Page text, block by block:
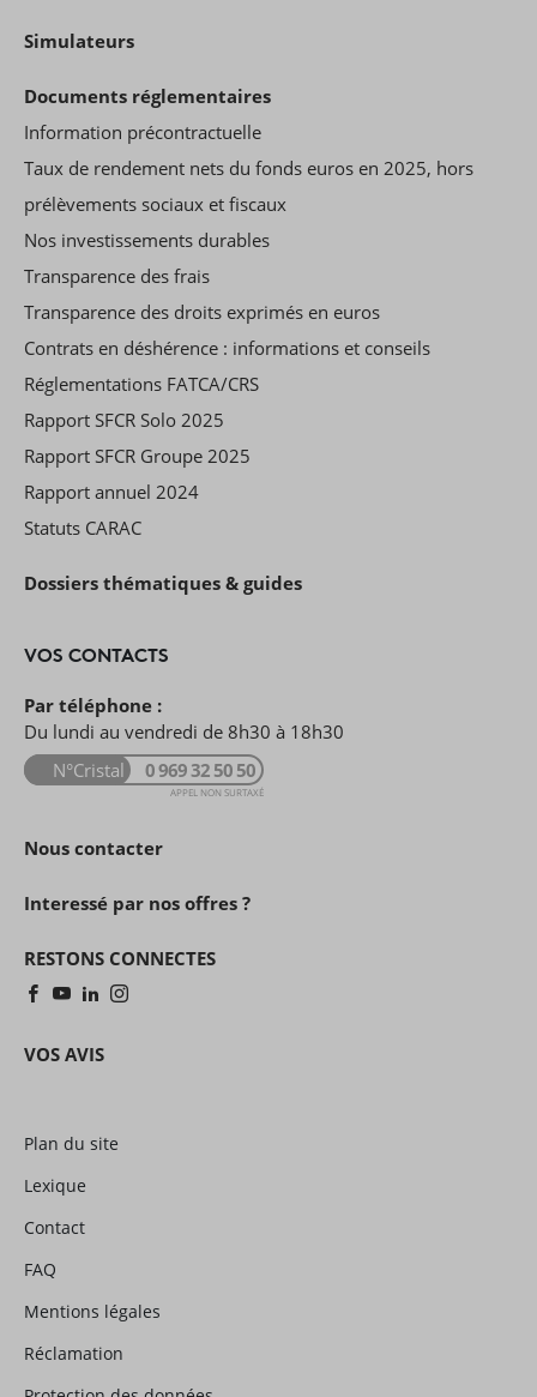
Simulateurs
Documents réglementaires
Information précontractuelle
Taux de rendement nets du fonds euros en 2025, hors
prélèvements sociaux et fiscaux
Nos investissements durables
Transparence des frais
Transparence des droits exprimés en euros
Contrats en déshérence : informations et conseils
Réglementations FATCA/CRS
Rapport SFCR Solo 2025
Rapport SFCR Groupe 2025
Rapport annuel 2024
Statuts CARAC
Dossiers thématiques & guides
VOS CONTACTS
Par téléphone :
Du lundi au vendredi de 8h30 à 18h30
N°Cristal
0 969 32 50 50
APPEL NON SURTAXÉ
Nous contacter
Interessé par nos offres ?
RESTONS CONNECTES
VOS AVIS
Plan du site
Lexique
Contact
FAQ
Mentions légales
Réclamation